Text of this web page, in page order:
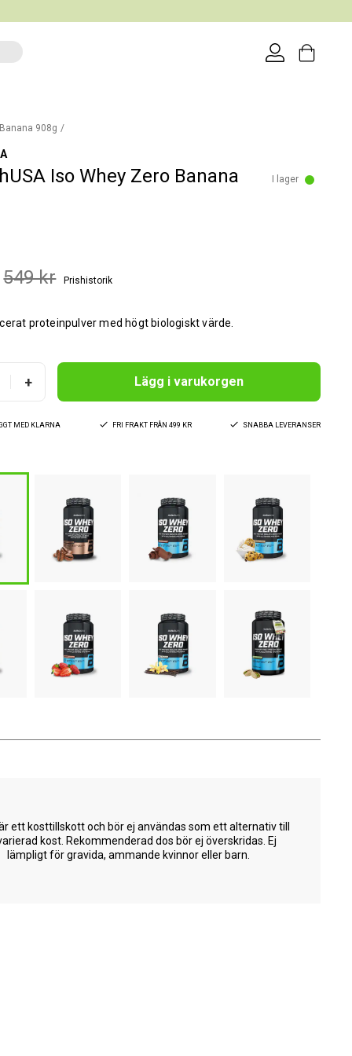
908g
Iso Whey Zero Banana I lager
549 kr Prishistorik
proteinpulver med högt biologiskt värde.
+ Lägg i varukorgen
MED KLARNA FRI FRAKT FRÅN 499 KR SNABBA LEVERANSER
ett kosttillskott och bör ej användas som ett alternativ till
kost. Rekommenderad dos bör ej överskridas. Ej
lämpligt för gravida, ammande kvinnor eller barn.